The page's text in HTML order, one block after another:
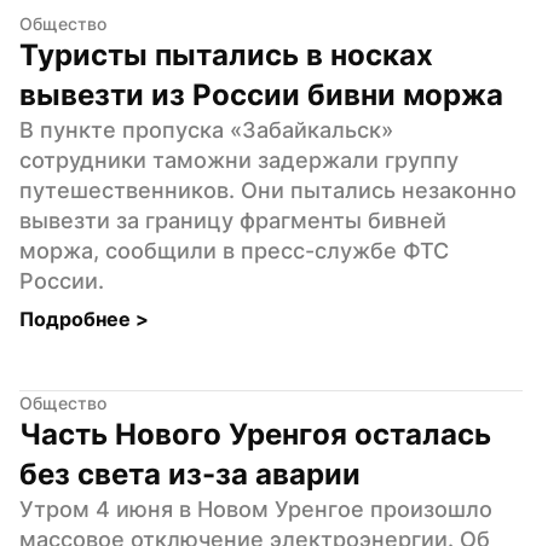
Общество
Туристы пытались в носках
вывезти из России бивни моржа
В пункте пропуска «Забайкальск»
сотрудники таможни задержали группу
путешественников. Они пытались незаконно
вывезти за границу фрагменты бивней
моржа, сообщили в пресс-службе ФТС
России.
Подробнее >
Общество
Часть Нового Уренгоя осталась
без света из-за аварии
Утром 4 июня в Новом Уренгое произошло
массовое отключение электроэнергии. Об